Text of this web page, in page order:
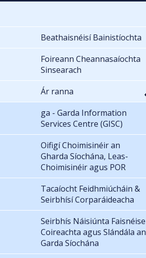
Beathaisnéisí Bainistíochta
Foireann Cheannasaíochta
Sinsearach
Ár ranna
ga - Garda Information
Services Centre (GISC)
Oifigí Choimisinéir an
Gharda Síochána, Leas-
Choimisinéir agus POR
Tacaíocht Feidhmiúcháin &
Seirbhísí Corparáideacha
Seirbhís Náisiúnta Faisnéise
Coireachta agus Slándála an
Garda Síochána